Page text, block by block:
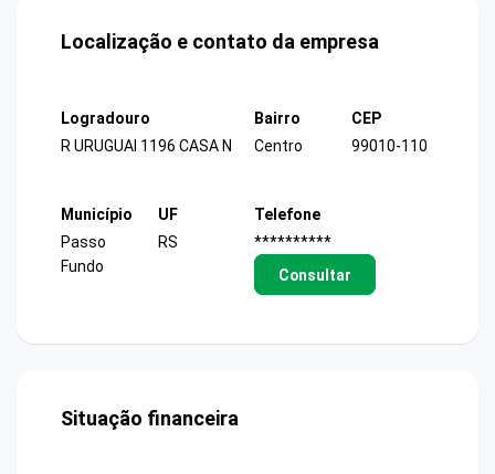
Localização e contato da empresa
Logradouro
R URUGUAI 1196 CASA N
Bairro
Centro
CEP
99010-110
Município
Passo
Fundo
UF
RS
Telefone
**********
Consultar
Situação financeira